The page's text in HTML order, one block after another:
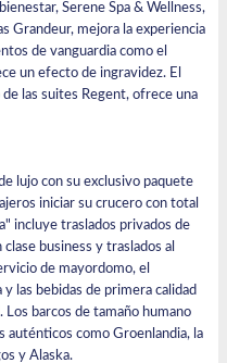
Serene Spa & Wellness,
Grandeur, mejora la experiencia
de vanguardia como el
un efecto de ingravidez. El
las suites Regent, ofrece una
lujo con su exclusivo paquete
iniciar su crucero con total
incluye traslados privados de
business y traslados al
de mayordomo, el
las bebidas de primera calidad
barcos de tamaño humano
auténticos como Groenlandia, la
y Alaska.